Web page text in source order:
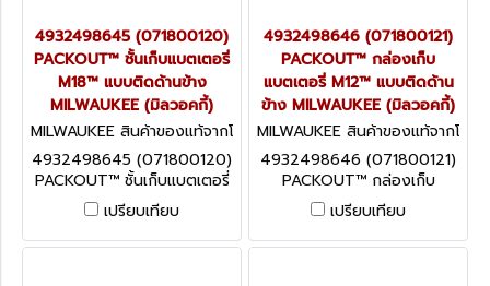
4932498645 (071800120)
PACKOUT™ ชั้นเก็บแบตเตอรี่
M18™ แบบติดด้านข้าง
MILWAUKEE (มิลวอคกี้)
MILWAUKEE สินค้าของแท้จากโ
รงงานผู้ผลิต 4932498645
(071800120)
4932498645 (071800120)
PACKOUT™ ชั้นเก็บแบตเตอรี่
M18™ แบบติดด้านข้าง
MILWAUKEE (มิลวอคกี้)
เปรียบเทียบ
4932498646 (071800121)
PACKOUT™ กล่องเก็บ
แบตเตอรี่ M12™ แบบติดด้าน
ข้าง MILWAUKEE (มิลวอคกี้)
MILWAUKEE สินค้าของแท้จากโ
รงงานผู้ผลิต 4932498646
(071800121)
4932498646 (071800121)
PACKOUT™ กล่องเก็บ
แบตเตอรี่ M12™ แบบติดด้าน
ข้าง MILWAUKEE (มิลวอคกี้)
เปรียบเทียบ